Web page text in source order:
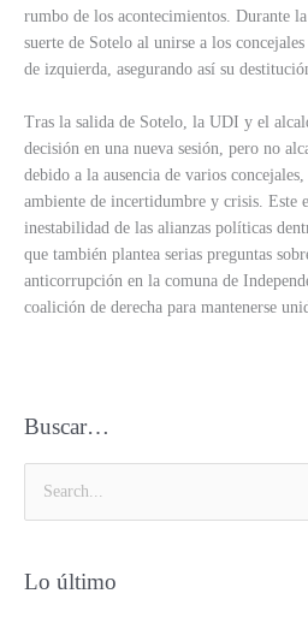
rumbo de los acontecimientos. Durante
suerte de Sotelo al unirse a los
de izquierda, asegurando así su
Tras la salida de Sotelo, la UDI y el
decisión en una nueva sesión, pero no
debido a la ausencia de varios
ambiente de incertidumbre y crisis. Este
inestabilidad de las alianzas políticas
que también plantea serias preguntas
anticorrupción en la comuna de
coalición de derecha para mantenerse
Buscar…
c
Lo último